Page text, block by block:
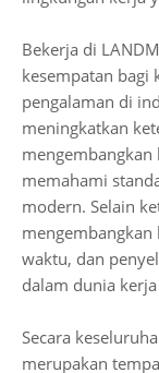
Bekerja di
kesempatan bagi
pengalaman di
meningkatkan
memahami
modern. Selain
waktu, dan
dalam dunia
Secara
merupakan